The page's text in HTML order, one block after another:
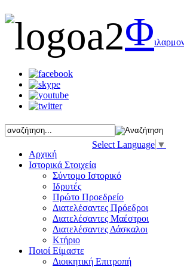
Φ
Select Language ▼
Αρχική
Ιστορικά Στοιχεία
Σύντομο Ιστορικό
Ιδρυτές
Πρώτο Προεδρείο
Διατελέσαντες Πρόεδροι
Διατελέσαντες Μαέστροι
Διατελέσαντες Δάσκαλοι
Κτήριο
Ποιοί Είμαστε
Διοικητική Επιτροπή